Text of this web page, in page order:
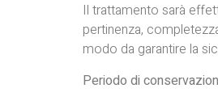
Il trattamento sarà
pertinenza,
modo da garantire la
Periodo di